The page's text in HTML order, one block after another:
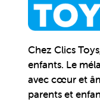
Chez Clics
enfants. Le
avec cœur et
parents et